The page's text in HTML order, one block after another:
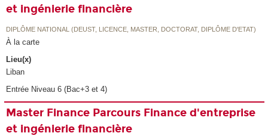
et ingénierie financière
DIPLÔME NATIONAL (DEUST, LICENCE, MASTER, DOCTORAT, DIPLÔME D'ETAT)
À la carte
Lieu(x)
Liban
Entrée Niveau 6 (Bac+3 et 4)
Master Finance Parcours Finance d'entreprise
et ingénierie financière